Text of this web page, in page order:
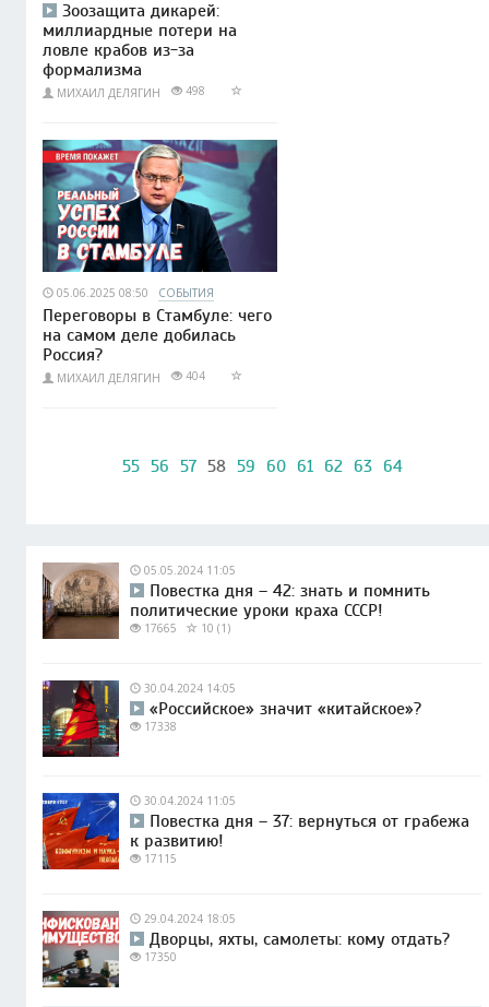
Зоозащита дикарей:
миллиардные потери на
ловле крабов из-за
формализма
МИХАИЛ ДЕЛЯГИН 498
05.06.2025 08:50 СОБЫТИЯ
Переговоры в Стамбуле: чего
на самом деле добилась
Россия?
МИХАИЛ ДЕЛЯГИН 404
55 56 57 58 59 60 61 62 63 64
05.05.2024 11:05
Повестка дня – 42: знать и помнить
политические уроки краха СССР!
17665 10 (1)
30.04.2024 14:05
«Российское» значит «китайское»?
17338
30.04.2024 11:05
Повестка дня – 37: вернуться от грабежа
к развитию!
17115
29.04.2024 18:05
Дворцы, яхты, самолеты: кому отдать?
17350